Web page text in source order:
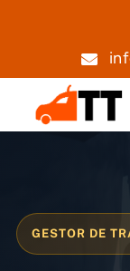
Servicios
GESTOR DE